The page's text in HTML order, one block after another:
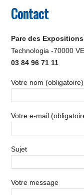
Contact
Parc des
Technologia -70000
03 84 96 71 11
Votre nom (obligatoire)
Votre e-mail
Sujet
Votre message